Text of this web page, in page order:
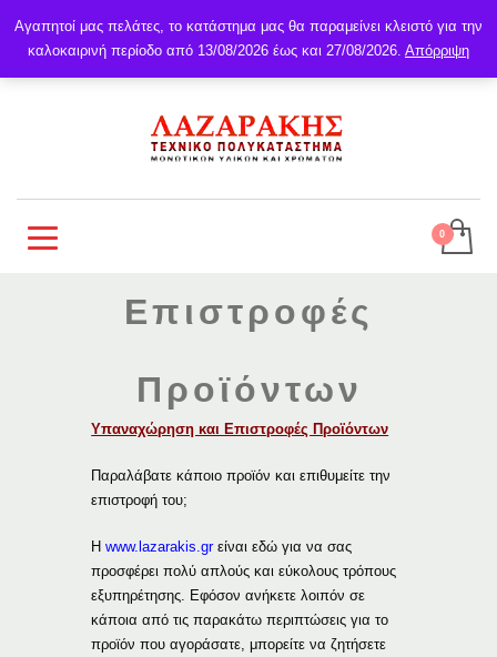
Επιστροφές
Προϊόντων
Υπαναχώρηση και Επιστροφές Προϊόντων
Παραλάβατε κάποιο προϊόν και επιθυμείτε την
επιστροφή του;
Ηwww.lazarakis.grείναι εδώ για να σας
προσφέρει πολύ απλούς και εύκολους τρόπους
εξυπηρέτησης. Εφόσον ανήκετε λοιπόν σε
κάποια από τις παρακάτω περιπτώσεις για το
προϊόν που αγοράσατε, μπορείτε να ζητήσετε
Αγαπητοί μας πελάτες, το κατάστημα μας θα παραμείνει κλειστό για την
καλοκαιρινή περίοδο από 13/08/2026 έως και 27/08/2026. Απόρριψη